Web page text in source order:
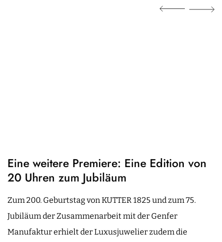
Eine weitere Premiere: Eine Edition von
20 Uhren zum Jubiläum
Zum 200. Geburtstag von KUTTER 1825 und zum 75.
Jubiläum der Zusammenarbeit mit der Genfer
Manufaktur erhielt der Luxusjuwelier zudem die